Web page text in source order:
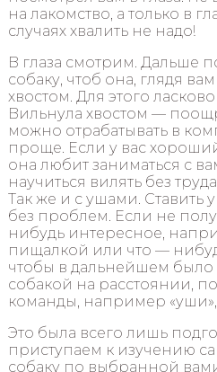
на лакомство, а только в
случаях хвалить не надо!
В глаза смотрим. Дальше
собаку, чтоб она, глядя
хвостом. Для этого
Вильнула хвостом —
можно отрабатывать в
проще. Если у вас
она любит заниматься с
научиться вилять без
Так же и с ушами.
без проблем. Если не
нибудь интересное,
пищалкой или что —
чтобы в дальнейшем было
собакой на расстоянии,
команды, например «уши»,
Это была всего лишь
приступаем к изучению
собаку по выбранной